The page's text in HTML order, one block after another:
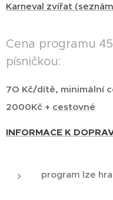
Karneval zvířat
Cena programu
písničkou:
7O Kč/dítě, minimální
2000Kč + cestovné
INFORMACE K
program lze